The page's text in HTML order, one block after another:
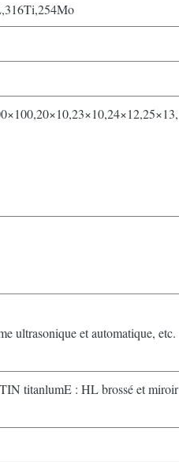
ultrasonique et automatique, etc.
titanlumE : HL brossé et miroir